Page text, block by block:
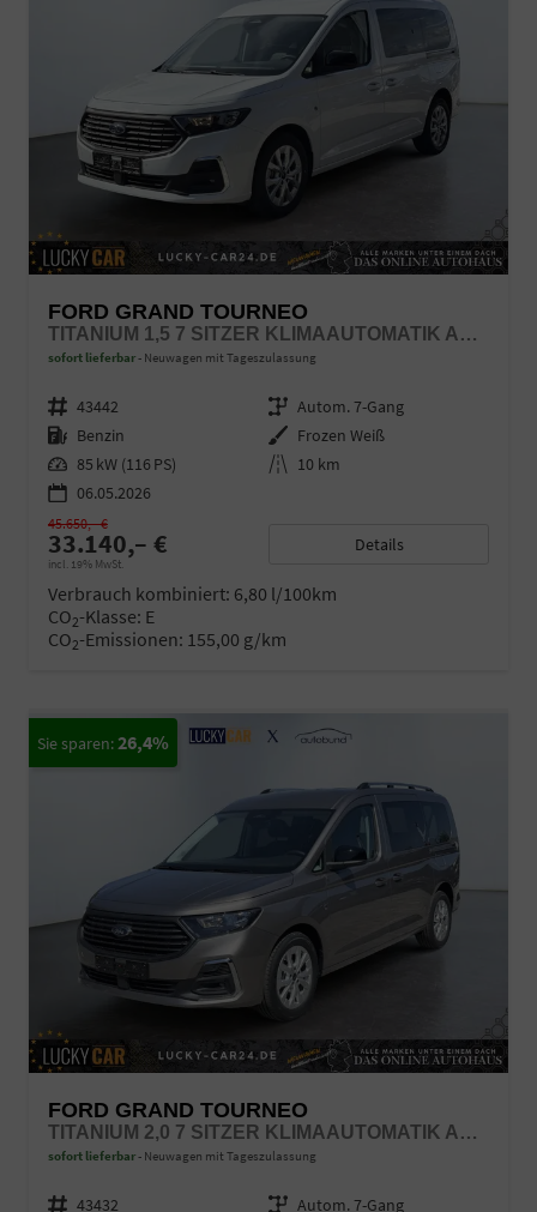
FORD GRAND TOURNEO
TITANIUM 1,5 7 SITZER KLIMAAUTOMATIK ANHÄNGERKUPPLUNG SITZHEIZUNG EINPARKHILFE KAMERA 17 ZOLL LEICHTMETALL ACC
sofort lieferbar Neuwagen mit Tageszulassung
Fahrzeugnr. 43442 Getriebe Autom. 7-Gang
Kraftstoff Benzin Außenfarbe Frozen Weiß
Leistung 85 kW (116 PS) Kilometerstand 10 km
06.05.2026
33.140,– €
incl. 19% MwSt.
45.650,– €
Details
Verbrauch kombiniert: 6,80 l/100km
CO2-Klasse: E
CO2-Emissionen: 155,00 g/km
26,4%
FORD GRAND TOURNEO
TITANIUM 2,0 7 SITZER KLIMAAUTOMATIK ANHÄNGERKUPPLUNG SITZHEIZUNG EINPARKHILFE KAMERA 17 ZOLL LEICHTMETALL ACC
sofort lieferbar Neuwagen mit Tageszulassung
Fahrzeugnr. 43432 Getriebe Autom. 7-Gang